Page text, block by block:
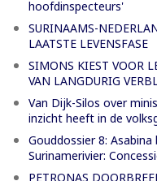
hoofdinspecteurs'
SURINAAMS-
LAATSTE LEVENSFASE
SIMONS KIEST VOOR
VAN LANGDURIG
Van Dijk-Silos over
inzicht heeft in de
Gouddossier 8:
Surinamerivier:
PETRONAS